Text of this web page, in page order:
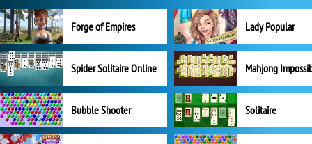
Forge of Empires Lady Popular
Spider Solitaire Online Mahjong
Bubble Shooter Solitaire